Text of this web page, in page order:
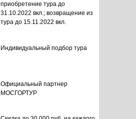
приобретение тура до
31.10.2022 вкл.; возвращение из
тура до 15.11.2022 вкл.
Индивидуальный подбор тура
Официальный партнер
МОСГОРТУР